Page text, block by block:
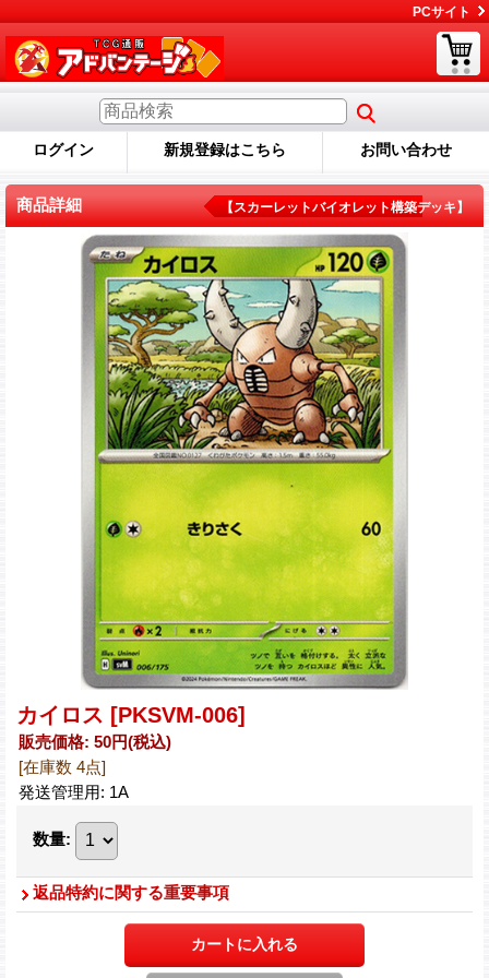
PCサイト
ログイン 新規登録はこちら お問い合わせ
商品詳細 【スカーレットバイオレット構築デッキ】
カイロス [PKSVM-006]
販売価格: 50円(税込)
[在庫数 4点]
発送管理用: 1A
数量:
返品特約に関する重要事項